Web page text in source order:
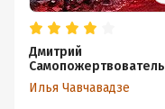
Дмитрий
Самопожертвователь
Илья Чавчавадзе